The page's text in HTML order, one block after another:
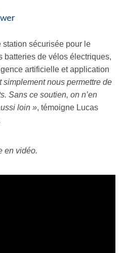
sécurisée pour le
batteries de vélos électriques,
artificielle et application
simplement nous permettre de
Sans ce soutien, on n’en
loin », témoigne Lucas
en vidéo.